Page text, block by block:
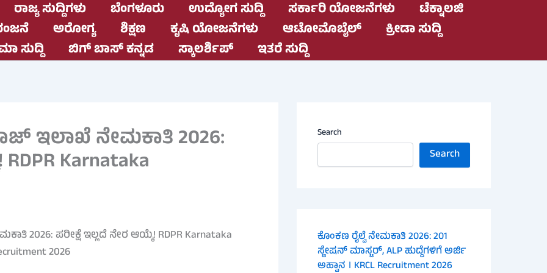
ರಾಜ್ಯ ಸುದ್ದಿಗಳು ಬೆಂಗಳೂರು ಉದ್ಯೋಗ ಸುದ್ದಿ ಸರ್ಕಾರಿ ಯೋಜನೆಗಳು
ಟೆಕ್ನಾಲಜಿ
ಅರೋಗ್ಯ ಶಿಕ್ಷಣ ಕೃಷಿ ಯೋಜನೆಗಳು ಆಟೋಮೊಬೈಲ್
ಕ್ರೀಡಾ ಸುದ್ದಿ
ಸುದ್ದಿ ಬಿಗ್ ಬಾಸ್ ಕನ್ನಡ ಸ್ಕಾಲರ್ಶಿಪ್ ಇತರೆ ಸುದ್ದಿ
ಇಲಾಖೆ ನೇಮಕಾತಿ 2026:
Karnataka
Search
Search
ಕೊಂಕಣ ರೈಲ್ವೆ ನೇಮಕಾತಿ 2026: 201
ಸ್ಟೇಷನ್ ಮಾಸ್ಟರ್, ALP ಹುದ್ದೆಗಳಿಗೆ ಅರ್ಜಿ
ಅಹ್ವಾನ । KRCL Recruitment 2026